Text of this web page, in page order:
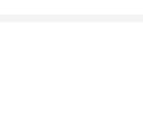
域已出现一定复
带来的结构性机